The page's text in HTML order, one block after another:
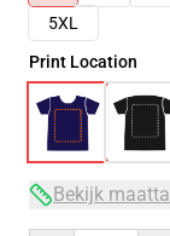
5XL
Print Location
Bekijk